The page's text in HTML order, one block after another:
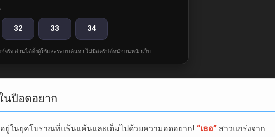
32 33 34
จริง อ่านได้ทั้งผู้ใช้และระบบค้นหา ไม่มีสคริปต์หนักบนหน้าเว็บ
นปีอดอยาก
ยู่ในยุคโบราณที่แร้นแค้นและเต็มไปด้วยความอดอยาก! “เธอ” สาวแกร่งจาก